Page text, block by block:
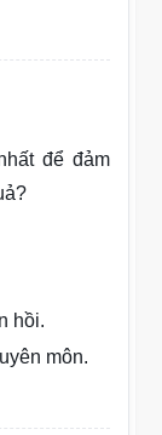
để đảm
hồi.
môn.